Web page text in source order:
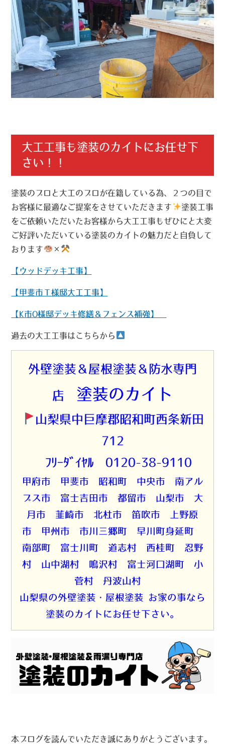
大工工事も塗装のカイトにお任せ下
さい！！
塗装のプロと大工のプロが在籍している為、２つの目で
お客様に最適なご提案をさせていただきます
塗装工事
をご依頼いただいたお客様から大工工事もぜひにと大変
ご好評いただいている塗装のカイトの魅力だと自負して
おります
×
【ウッドデッキ工事】
【甲斐市Ｔ様邸大工工事】
【K市O様邸デッキ修繕＆フェンス補強】
過去の大工工事はこちらから
外壁塗装＆屋根塗装＆防水専門
店 塗装のカイト
山梨県中巨摩郡昭和町西条新田
712
☎ﾌﾘｰﾀﾞｲﾔﾙ 0120-38-9110
甲府市 甲斐市 昭和町 中央市 南アル
プス市 富士吉田市 都留市 山梨市 大
月市 韮崎市 北杜市 笛吹市 上野原
市 甲州市 市川三郷町 早川町身延町
南部町 富士川町 道志村 西桂町 忍野
村 山中湖村 鳴沢村 富士河口湖町 小
菅村 丹波山村
山梨県の外壁塗装・屋根塗装 お家の事なら
塗装のカイトにお任せ下さい。
本ブログを読んでいただき誠にありがとうございます。